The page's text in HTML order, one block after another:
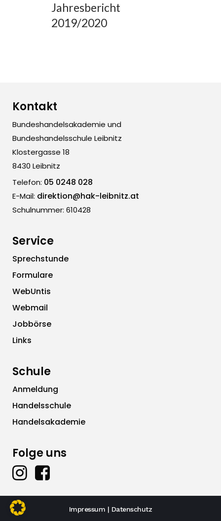
Jahresbericht
2019/2020
Kontakt
Bundeshandelsakademie und
Bundeshandelsschule Leibnitz
Klostergasse 18
8430 Leibnitz
Telefon: 05 0248 028
E-Mail: direktion@hak-leibnitz.at
Schulnummer: 610428
Service
Sprechstunde
Formulare
WebUntis
Webmail
Jobbörse
Links
Schule
Anmeldung
Handelsschule
Handelsakademie
Folge uns
Impressum | Datenschutz